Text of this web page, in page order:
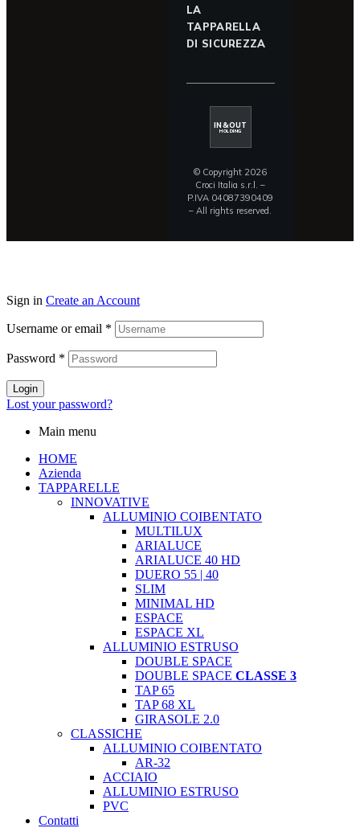
LA
TAPPARELLA
DI SICUREZZA
IN&OUT
HOLDING
© Copyright 2026
Croci Italia s.r.l. –
P.IVA 04087390409
– All rights reserved.
Sign in Create an Account
Username or email *
Password *
Login
Lost your password?
Main menu
HOME
Azienda
TAPPARELLE
INNOVATIVE
ALLUMINIO COIBENTATO
MULTILUX
ARIALUCE
ARIALUCE 40 HD
DUERO 55 | 40
SLIM
MINIMAL HD
ESPACE
ESPACE XL
ALLUMINIO ESTRUSO
DOUBLE SPACE
DOUBLE SPACE CLASSE 3
TAP 65
TAP 68 XL
GIRASOLE 2.0
CLASSICHE
ALLUMINIO COIBENTATO
AR-32
ACCIAIO
ALLUMINIO ESTRUSO
PVC
Contatti